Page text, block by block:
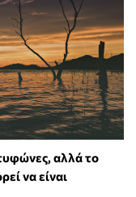
αλλά το
να είναι